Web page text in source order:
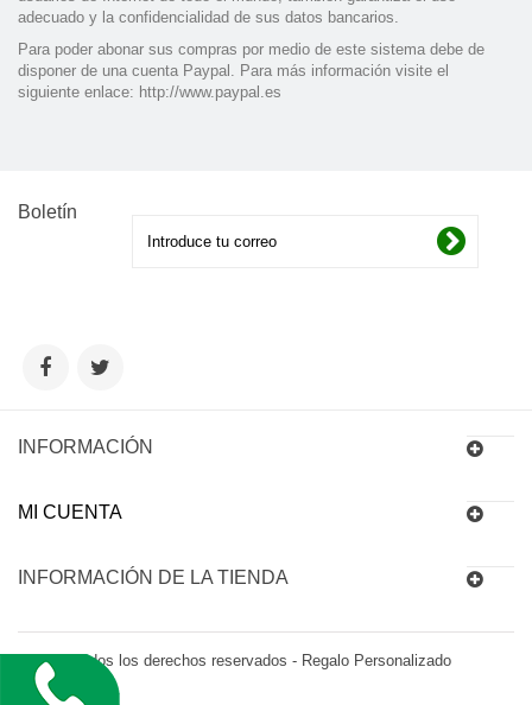
adecuado y la confidencialidad de sus datos bancarios.
Para poder abonar sus compras por medio de este sistema debe de
disponer de una cuenta Paypal. Para más información visite el
siguiente enlace: http://www.paypal.es
Boletín
INFORMACIÓN
MI CUENTA
INFORMACIÓN DE LA TIENDA
© 2016 Todos los derechos reservados - Regalo Personalizado